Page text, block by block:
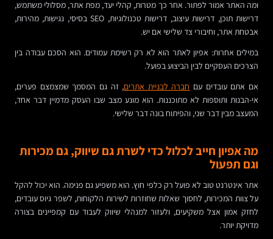
ומה האתר אמור לפתור. אחר כך מטרות, קהלי יעד, מפת אתר, מסלולי משתמש,
דרישות תוכן, דרישות עיצוב, דרישות טכנולוגיות, SEO בסיסי, נגישות, מהירות,
אבטחת אתר, וחיבורי צד שלישי אם יש.
במילים אחרות: אפיון לאתר הוא לא רק רשימת עמודים. הוא הסכם עבודה בין
הצרכים העסקיים לבין הביצוע בפועל.
אם אתם עובדים עם חברה לבניית אתרים, זה גם המסמך שמצמצם פערים,
אי-הבנות ותוספות לא מתוכננות. הוא מונע מצב שבו העסק מדמיין דבר אחד,
המעצב מבין דבר שני, והפיתוח בונה דבר שלישי.
מה אפיון חייב לכלול כדי לשרת גם שיווק, גם מכירות
וגם תפעול
אתר אינטרנט טוב לא פועל רק כלפי חוץ. הוא משפיע גם פנימה. הוא יכול להקל
על צוות המכירות, לחסוך שאלות שחוזרות לשירות הלקוחות, לשפר גיוס עובדים,
לחזק אמון אצל משקיעים, ולעזור למנהלי שיווק לעבוד עם קמפיינים בצורה
מדויקת יותר.